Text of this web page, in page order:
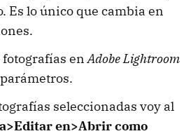
Es lo único que cambia en
fotografías enAdobe Lightroom
seleccionadas voy al
en>Abrir como